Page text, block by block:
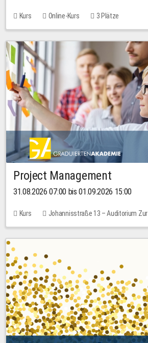
Kurs Online-Kurs 3 Plätze
Project Management
31.08.2026 07:00 bis 01.09.2026 15:00
Kurs
Johannisstraße 13 – Auditorium Zur
Keine freien Plätze
30,00 EUR